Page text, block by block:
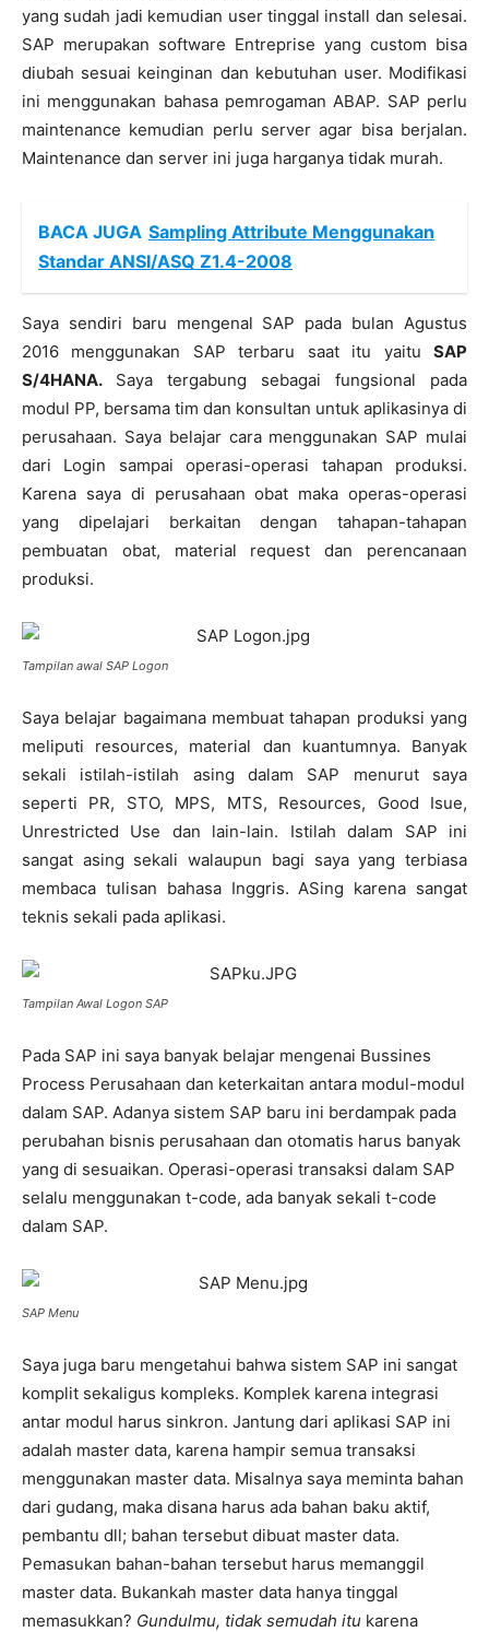
yang sudah jadi kemudian user tinggal install dan selesai.
SAP merupakan software Entreprise yang custom bisa
diubah sesuai keinginan dan kebutuhan user. Modifikasi
ini menggunakan bahasa pemrogaman ABAP. SAP perlu
maintenance kemudian perlu server agar bisa berjalan.
Maintenance dan server ini juga harganya tidak murah.
BACA JUGA Sampling Attribute Menggunakan
Standar ANSI/ASQ Z1.4-2008
Saya sendiri baru mengenal SAP pada bulan Agustus
2016 menggunakan SAP terbaru saat itu yaitu SAP
S/4HANA. Saya tergabung sebagai fungsional pada
modul PP, bersama tim dan konsultan untuk aplikasinya di
perusahaan. Saya belajar cara menggunakan SAP mulai
dari Login sampai operasi-operasi tahapan produksi.
Karena saya di perusahaan obat maka operas-operasi
yang dipelajari berkaitan dengan tahapan-tahapan
pembuatan obat, material request dan perencanaan
produksi.
Tampilan awal SAP Logon
Saya belajar bagaimana membuat tahapan produksi yang
meliputi resources, material dan kuantumnya. Banyak
sekali istilah-istilah asing dalam SAP menurut saya
seperti PR, STO, MPS, MTS, Resources, Good Isue,
Unrestricted Use dan lain-lain. Istilah dalam SAP ini
sangat asing sekali walaupun bagi saya yang terbiasa
membaca tulisan bahasa Inggris. ASing karena sangat
teknis sekali pada aplikasi.
Tampilan Awal Logon SAP
Pada SAP ini saya banyak belajar mengenai Bussines
Process Perusahaan dan keterkaitan antara modul-modul
dalam SAP. Adanya sistem SAP baru ini berdampak pada
perubahan bisnis perusahaan dan otomatis harus banyak
yang di sesuaikan. Operasi-operasi transaksi dalam SAP
selalu menggunakan t-code, ada banyak sekali t-code
dalam SAP.
SAP Menu
Saya juga baru mengetahui bahwa sistem SAP ini sangat
komplit sekaligus kompleks. Komplek karena integrasi
antar modul harus sinkron. Jantung dari aplikasi SAP ini
adalah master data, karena hampir semua transaksi
menggunakan master data. Misalnya saya meminta bahan
dari gudang, maka disana harus ada bahan baku aktif,
pembantu dll; bahan tersebut dibuat master data.
Pemasukan bahan-bahan tersebut harus memanggil
master data. Bukankah master data hanya tinggal
memasukkan? Gundulmu, tidak semudah itu karena